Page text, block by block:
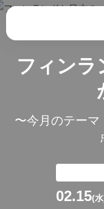
フィンラ
〜今月のテーマ
02.15(